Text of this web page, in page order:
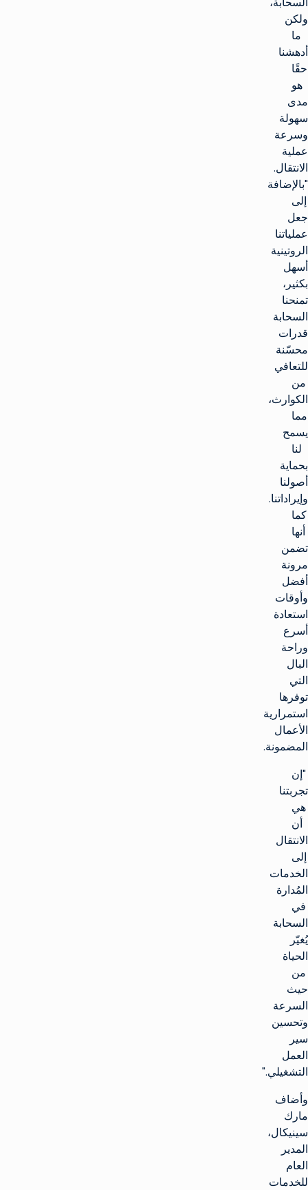
ولكن
ما
أدهشنا
حقًا
هو
مدى
سهولة
وسرعة
عملية
الانتقال.
"بالإضافة
إلى
جعل
عملياتنا
الروتينية
أسهل
بكثير،
تمنحنا
السحابة
قدرات
محسّنة
للتعافي
من
الكوارث،
مما
يسمح
لنا
بحماية
أصولنا
وإيراداتنا.
كما
أنها
تضمن
مرونة
أفضل
وأوقات
استعادة
أسرع
وراحة
البال
التي
توفرها
استمرارية
الأعمال
المضمونة.
"إن
تجربتنا
هي
أن
الانتقال
إلى
الخدمات
المُدارة
في
السحابة
يُغيّر
الحياة
من
حيث
السرعة
وتحسين
سير
العمل
التشغيلي."
وأضاف
مارك
سينيكال،
المدير
العام
للخدمات